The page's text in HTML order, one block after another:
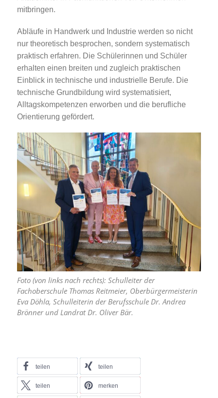
mitbringen.
Abläufe in Handwerk und Industrie werden so nicht
nur theoretisch besprochen, sondern systematisch
praktisch erfahren. Die Schülerinnen und Schüler
erhalten einen breiten und zugleich praktischen
Einblick in technische und industrielle Berufe. Die
technische Grundbildung wird systematisiert,
Alltagskompetenzen erworben und die berufliche
Orientierung gefördert.
Foto (von links nach rechts): Schulleiter der
Fachoberschule Thomas Reitmeier, Oberbürgermeisterin
Eva Döhla, Schulleiterin der Berufsschule Dr. Andrea
Brönner und Landrat Dr. Oliver Bär.
teilen teilen
teilen merken